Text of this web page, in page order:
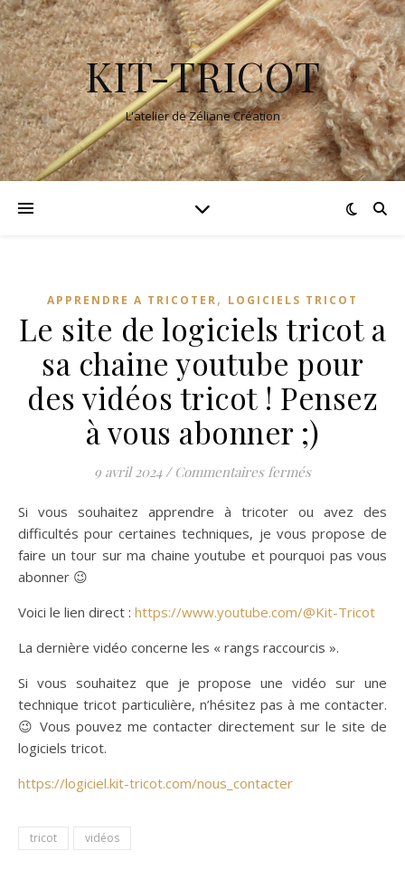
KIT-TRICOT
L'atelier de Zéliane Création
APPRENDRE A TRICOTER, LOGICIELS TRICOT
Le site de logiciels tricot a
sa chaine youtube pour
des vidéos tricot ! Pensez
à vous abonner ;)
9 avril 2024 / Commentaires ferméssur Le site de
Si vous souhaitez apprendre à tricoter ou avez des
difficultés pour certaines techniques, je vous propose de
faire un tour sur ma chaine youtube et pourquoi pas vous
abonner 😉
Voici le lien direct : https://www.youtube.com/@Kit-Tricot
La dernière vidéo concerne les « rangs raccourcis ».
Si vous souhaitez que je propose une vidéo sur une
technique tricot particulière, n’hésitez pas à me contacter.
😉 Vous pouvez me contacter directement sur le site de
logiciels tricot.
https://logiciel.kit-tricot.com/nous_contacter
tricot vidéos